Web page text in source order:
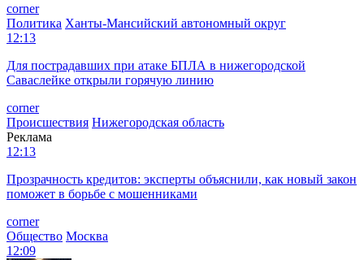
corner
Политика Ханты-Мансийский автономный округ
12:13
Для пострадавших при атаке БПЛА в нижегородской
Саваслейке открыли горячую линию
corner
Происшествия Нижегородская область
Реклама
12:13
Прозрачность кредитов: эксперты объяснили, как новый закон
поможет в борьбе с мошенниками
corner
Общество Москва
12:09